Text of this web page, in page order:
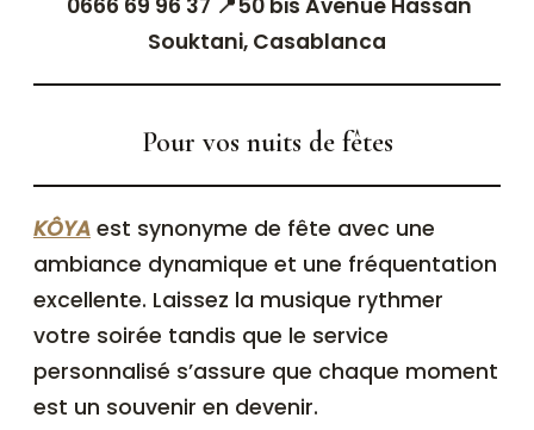
Souktani, Casablanca
Pour vos nuits de fêtes
KÔYA est synonyme de fête avec une
ambiance dynamique et une fréquentation
excellente. Laissez la musique rythmer
votre soirée tandis que le service
personnalisé s’assure que chaque moment
est un souvenir en devenir.